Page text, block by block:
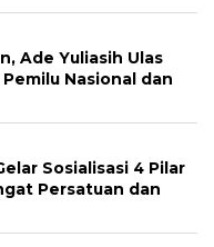
Ade Yuliasih Ulas
Nasional dan
Sosialisasi 4 Pilar
Persatuan dan